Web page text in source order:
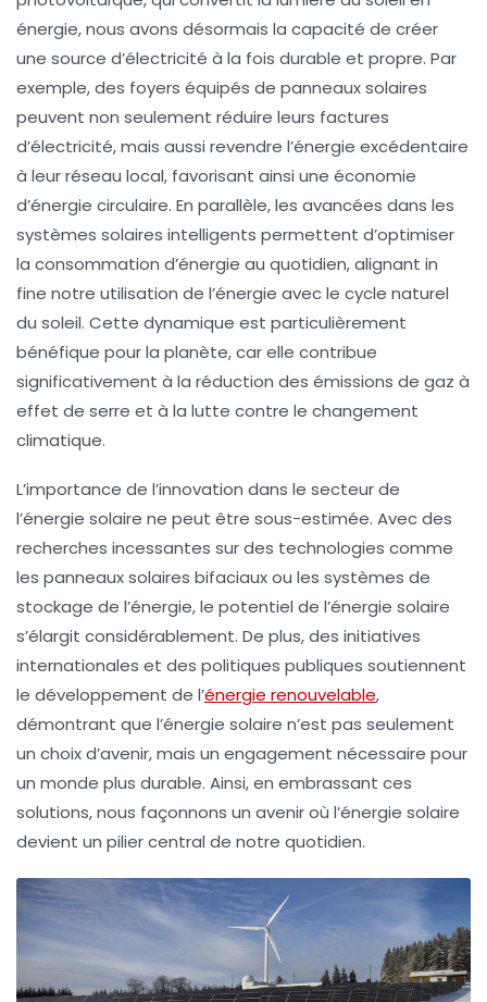
énergie, nous avons désormais la capacité de créer
une source d’électricité à la fois durable et propre. Par
exemple, des foyers équipés de panneaux solaires
peuvent non seulement réduire leurs factures
d’électricité, mais aussi revendre l’énergie excédentaire
à leur réseau local, favorisant ainsi une économie
d’énergie circulaire. En parallèle, les avancées dans les
systèmes solaires intelligents permettent d’optimiser
la consommation d’énergie au quotidien, alignant in
fine notre utilisation de l’énergie avec le cycle naturel
du soleil. Cette dynamique est particulièrement
bénéfique pour la planète, car elle contribue
significativement à la réduction des émissions de gaz à
effet de serre et à la lutte contre le changement
climatique.
L’importance de l’innovation dans le secteur de
l’énergie solaire ne peut être sous-estimée. Avec des
recherches incessantes sur des technologies comme
les panneaux solaires bifaciauxou les systèmes de
stockage de l’énergie, le potentiel de l’énergie solaire
s’élargit considérablement. De plus, des initiatives
internationales et des politiques publiques soutiennent
le développement de l’énergie renouvelable,
démontrant que l’énergie solaire n’est pas seulement
un choix d’avenir, mais un engagement nécessaire pour
un monde plus durable. Ainsi, en embrassant ces
solutions, nous façonnons un avenir où l’énergie solaire
devient un pilier central de notre quotidien.